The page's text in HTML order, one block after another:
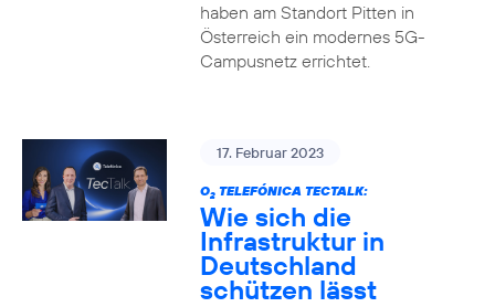
haben am Standort Pitten in
Österreich ein modernes 5G-
Campusnetz errichtet.
17. Februar 2023
O2TELEFÓNICA TECTALK:
Wie sich die
Infrastruktur in
Deutschland
schützen lässt